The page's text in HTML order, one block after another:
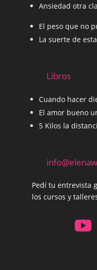
Ansiedad otra
El peso que no
La suerte de
Libros
Cuando hacer
El amor bueno
5 Kilos la
Pedí tu entrevista
los cursos y